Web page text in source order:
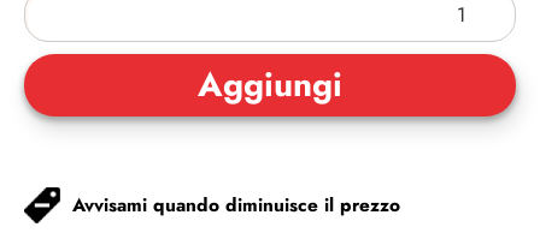
Avvisami quando diminuisce il prezzo